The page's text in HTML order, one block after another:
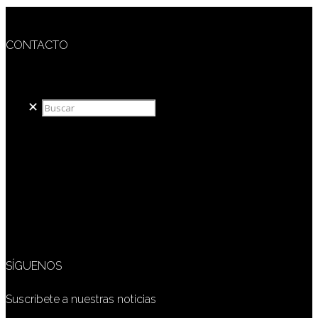
CONTACTO
✕
SÍGUENOS
Suscríbete a nuestras noticias